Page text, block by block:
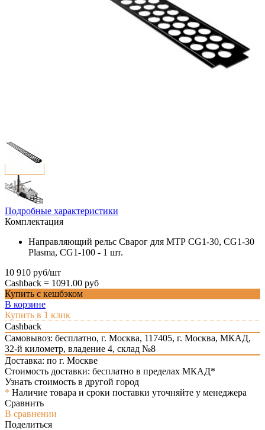
Подробные характеристики
Комплектация
Направляющий рельс Сварог для МТР CG1-30, CG1-30
Plasma, CG1-100 - 1 шт.
10 910 руб/шт
Cashback = 1091.00 руб
Купить с кешбэком
В корзине
Купить в 1 клик
Cashback
Самовывоз: бесплатно, г. Москва, 117405, г. Москва, МКАД,
32-й километр, владение 4, склад №8
Доставка: по г. Москве
Стоимость доставки: бесплатно в пределах МКАД*
Узнать стоимость в другой город
* Наличие товара и сроки поставки уточняйте у менеджера
Сравнить
В сравнении
Поделиться